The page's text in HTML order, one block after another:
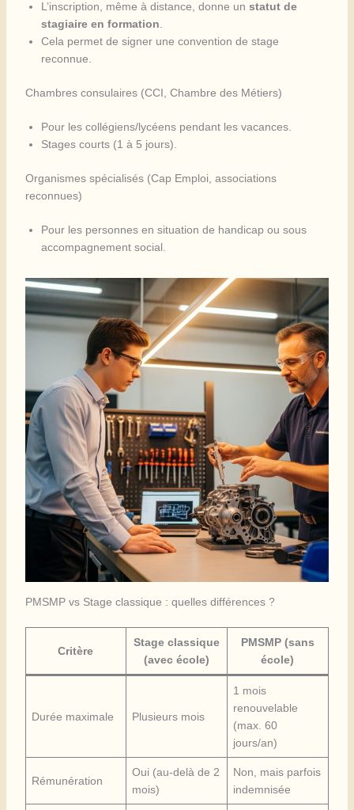
L’inscription, même à distance, donne un statut de
stagiaire en formation
Cela permet de signer une convention de stage
reconnue.
Chambres consulaires (CCI, Chambre des Métiers)
Pour les collégiens/lycéens pendant les vacances.
Stages courts (1 à 5 jours).
Organismes spécialisés (Cap Emploi, associations
reconnues)
Pour les personnes en situation de handicap ou sous
accompagnement social.
PMSMP vs Stage classique : quelles différences ?
Critère
Stage classique
(avec école)
PMSMP (sans
école)
Durée maximale Plusieurs mois
1 mois
renouvelable
(max. 60
jours/an)
Rémunération
Oui (au-delà de 2
mois)
Non, mais parfois
indemnisée